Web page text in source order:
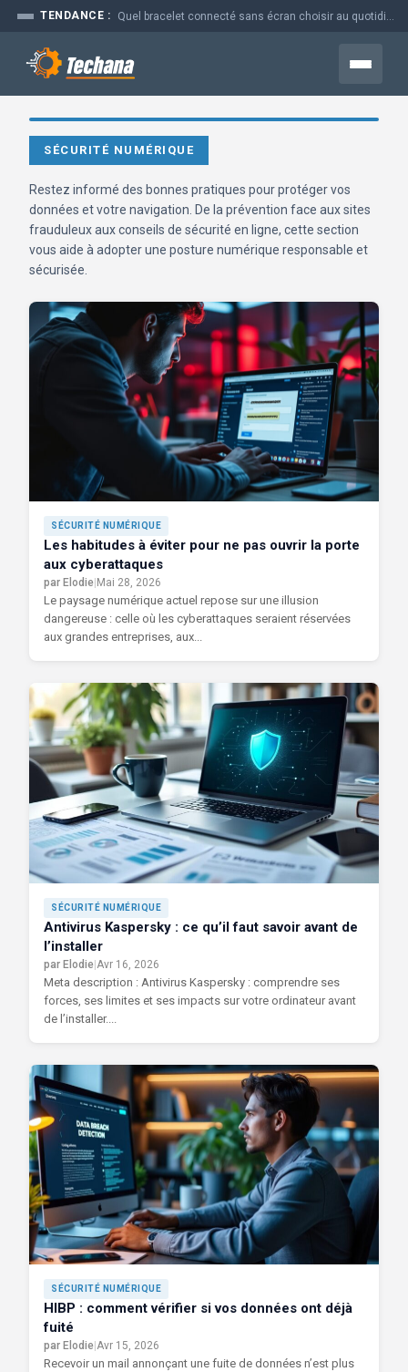
Aller
contenu
TENDANCE :
Menu
SÉCURITÉ NUMÉRIQUE
Restez informé des bonnes pratiques pour protéger vos
données et votre navigation. De la prévention face aux sites
frauduleux aux conseils de sécurité en ligne, cette section
vous aide à adopter une posture numérique responsable et
sécurisée.
SÉCURITÉ NUMÉRIQUE
Les habitudes à éviter pour ne pas ouvrir la porte
aux cyberattaques
par Elodie Mai 28, 2026
Le paysage numérique actuel repose sur une illusion
dangereuse : celle où les cyberattaques seraient réservées
aux grandes entreprises, aux...
SÉCURITÉ NUMÉRIQUE
Antivirus Kaspersky : ce qu’il faut savoir avant de
l’installer
par Elodie Avr 16, 2026
Meta description : Antivirus Kaspersky : comprendre ses
forces, ses limites et ses impacts sur votre ordinateur avant
de l’installer....
SÉCURITÉ NUMÉRIQUE
HIBP : comment vérifier si vos données ont déjà
fuité
par Elodie Avr 15, 2026
Recevoir un mail annonçant une fuite de données n’est plus